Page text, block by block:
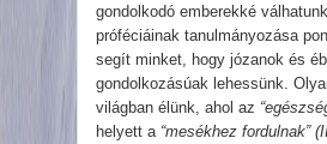
gondolkodó emberekké
próféciáinak tanulmányozása
segít minket, hogy józanok és
gondolkozásúak lehessünk.
világban élünk, ahol az
helyett a “mesékhez fordulnak”